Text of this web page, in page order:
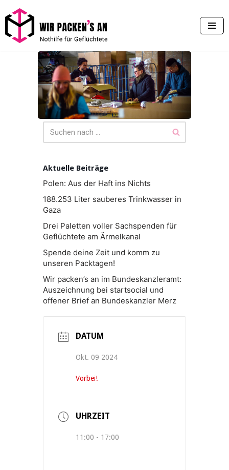
Zum
Inhalt
Aktuelle Beiträge
Polen: Aus der Haft ins Nichts
188.253 Liter sauberes Trinkwasser in
Gaza
Drei Paletten voller Sachspenden für
Geflüchtete am Ärmelkanal
Spende deine Zeit und komm zu
unseren Packtagen!
Wir packen’s an im Bundeskanzleramt:
Auszeichnung bei startsocial und
offener Brief an Bundeskanzler Merz
DATUM
Okt. 09 2024
Vorbei!
UHRZEIT
11:00 - 17:00